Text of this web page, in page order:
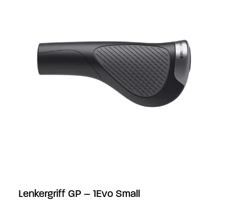
Lenkergriff GP – 1Evo Small